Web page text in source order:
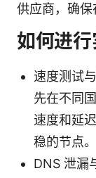
供应商，确保
如何进
速度测试
先在不同
速度和延
稳的节点。
DNS 泄漏